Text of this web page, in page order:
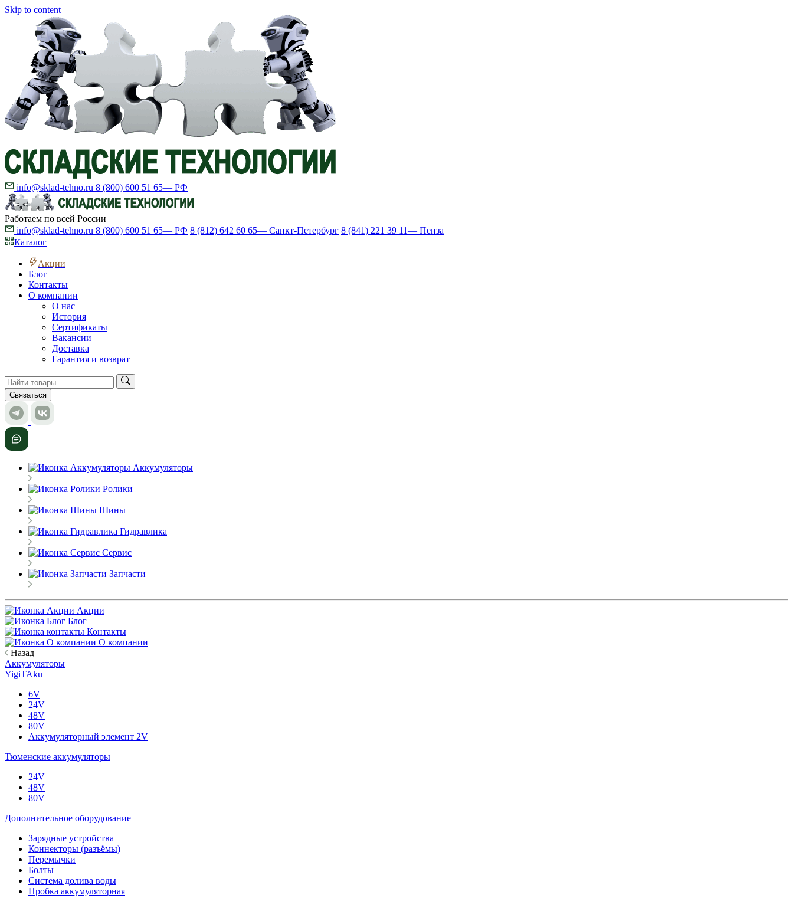
Skip to content
info@sklad-tehno.ru 8 (800) 600 51 65— РФ
Работаем по всей России
info@sklad-tehno.ru 8 (800) 600 51 65— РФ 8 (812) 642 60 65— Санкт-Петербург 8 (841) 221 39 11— Пенза
Каталог
Акции
Блог
Контакты
О компании
О нас
История
Сертификаты
Вакансии
Доставка
Гарантия и возврат
Связаться
Аккумуляторы
Ролики
Шины
Гидравлика
Сервис
Запчасти
Акции
Блог
Контакты
О компании
Назад
Аккумуляторы
YigiTAku
6V
24V
48V
80V
Аккумуляторный элемент 2V
Тюменские аккумуляторы
24V
48V
80V
Дополнительное оборудование
Зарядные устройства
Коннекторы (разъёмы)
Перемычки
Болты
Система долива воды
Пробка аккумуляторная